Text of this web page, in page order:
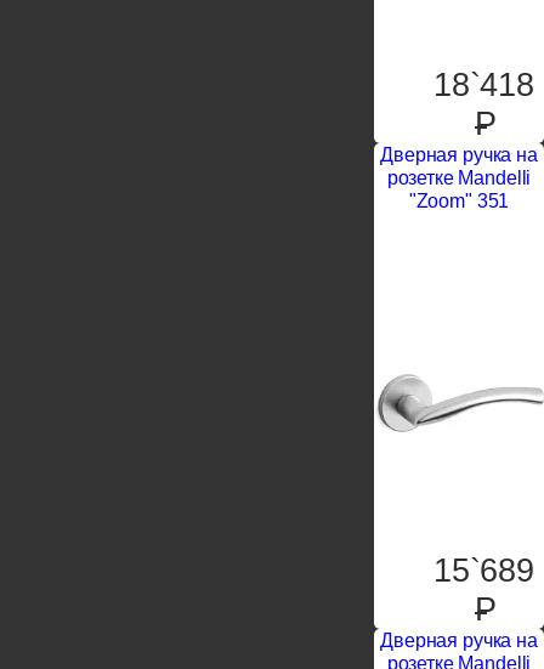
18`418
P
Дверная ручка на
розетке Mandelli
"Zoom" 351
15`689
P
Дверная ручка на
розетке Mandelli